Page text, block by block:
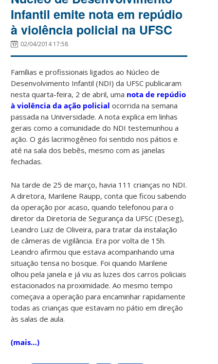
Infantil emite nota em repúdio
à violência policial na UFSC
02/04/2014 17:58
Famílias e profissionais ligados ao Núcleo de
Desenvolvimento Infantil (NDI) da UFSC publicaram
nesta quarta-feira, 2 de abril, uma nota de repúdio
à violência da ação policial ocorrida na semana
passada na Universidade. A nota explica em linhas
gerais como a comunidade do NDI testemunhou a
ação. O gás lacrimogêneo foi sentido nos pátios e
até na sala dos bebês, mesmo com as janelas
fechadas.
Na tarde de 25 de março, havia 111 crianças no NDI.
A diretora, Marilene Raupp, conta que ficou sabendo
da operação por acaso, quando telefonou para o
diretor da Diretoria de Segurança da UFSC (Deseg),
Leandro Luiz de Oliveira, para tratar da instalação
de câmeras de vigilância. Era por volta de 15h.
Leandro afirmou que estava acompanhando uma
situação tensa no bosque. Foi quando Marilene
olhou pela janela e já viu as luzes dos carros policiais
estacionados na proximidade. Ao mesmo tempo
começava a operação para encaminhar rapidamente
todas as crianças que estavam no pátio em direção
às salas de aula.
(mais…)